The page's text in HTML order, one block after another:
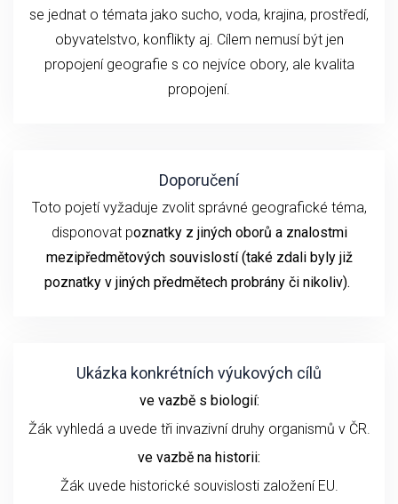
se jednat o témata jako sucho, voda, krajina, prostředí,
obyvatelstvo, konflikty aj. Cílem nemusí být jen
propojení geografie s co nejvíce obory, ale kvalita
propojení.
Doporučení
Toto pojetí vyžaduje zvolit správné geografické téma,
disponovat poznatky z jiných oborů a znalostmi
mezipředmětových souvislostí (také zdali byly již
poznatky v jiných předmětech probrány či nikoliv).
Ukázka konkrétních výukových cílů
ve vazbě s biologií:
Žák vyhledá a uvede tři invazivní druhy organismů v ČR.
ve vazbě na historii:
Žák uvede historické souvislosti založení EU.